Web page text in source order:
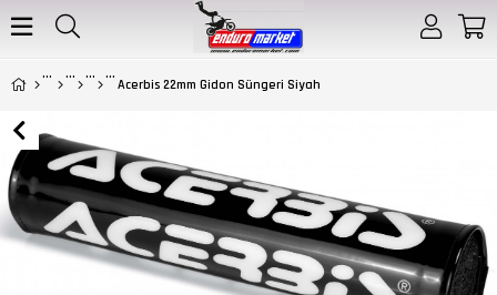
Acerbis 22mm Gidon Süngeri Siyah